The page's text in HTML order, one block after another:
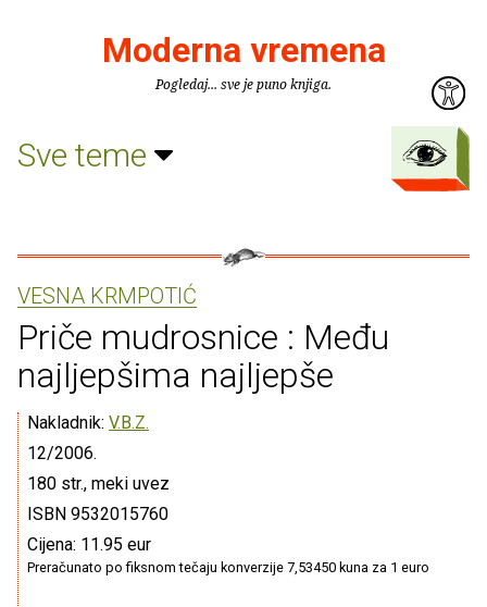
Moderna vremena
Pogledaj... sve je puno knjiga.
Sve teme
VESNA KRMPOTIĆ
Priče mudrosnice : Među
najljepšima najljepše
Nakladnik: V.B.Z.
12/2006.
180 str., meki uvez
ISBN 9532015760
Cijena: 11.95 eur
Preračunato po fiksnom tečaju konverzije 7,53450 kuna za 1 euro